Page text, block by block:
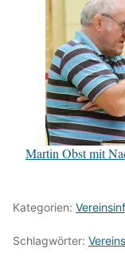
Martin Obst mit
Kategorien:
Schlagwörter: